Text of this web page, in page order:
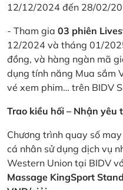
12/12/2024 đến 28/02/
- Tham gia 03 phiên
12/2024 và tháng 01/
đồng, và hàng ngàn mã
dụng tính năng Mua sắm
vé xem phim… trên BIDV
Trao kiều hối – Nhận yêu
Chương trình quay số
cá nhân sử dụng dịch vụ
Western Union tại BIDV
Massage KingSport